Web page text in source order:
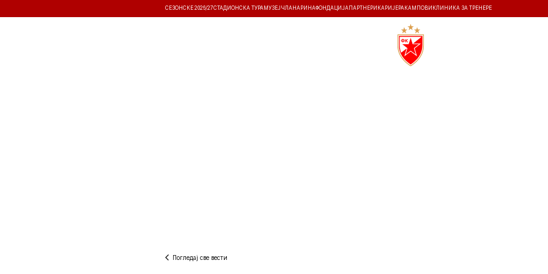
СЕЗОНСКЕ 2026/27СТАДИОНСКА ТУРА МУЗЕЈ ЧЛАНАРИНАФОНДАЦИЈА ПАРТНЕРИ КАРИЈЕРА КАМПОВИ КЛИНИКА ЗА ТРЕНЕРЕ
Погледај све вести